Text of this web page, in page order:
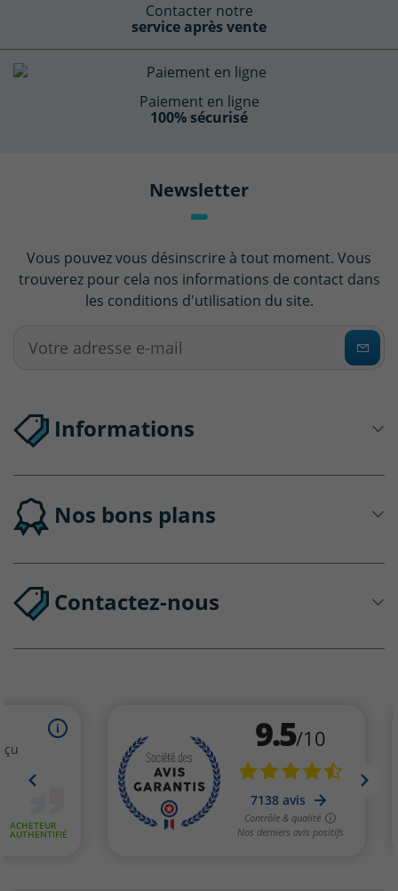
Contacter notre
service après vente
Paiement en ligne
100% sécurisé
Newsletter
Vous pouvez vous désinscrire à tout moment. Vous
trouverez pour cela nos informations de contact dans
les conditions d'utilisation du site.
Informations
Nos bons plans
Contactez-nous